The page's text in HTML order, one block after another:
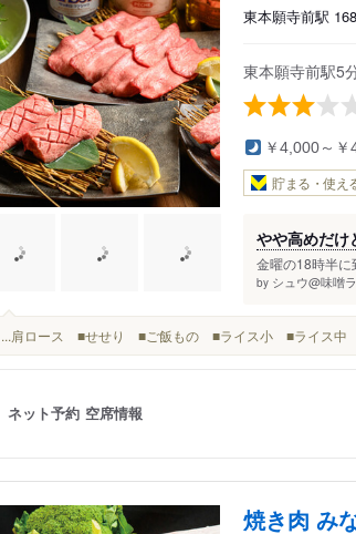
東本願寺前駅
東本願寺前駅5
￥4,000～￥
貯まる・使え
やや高めだけ
金曜の18時半に
by シュウ@味噌
...肩ロース ■せせり ■ご飯もの ■ライス小 ■ライス
ネット予約 空席情報
焼き肉 み